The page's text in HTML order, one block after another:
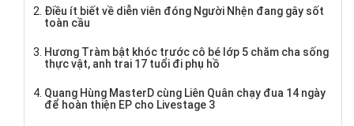
Điều ít biết về diễn viên đóng Người Nhện đang gây sốt
toàn cầu
Hương Tràm bật khóc trước cô bé lớp 5 chăm cha sống
thực vật, anh trai 17 tuổi đi phụ hồ
Quang Hùng MasterD cùng Liên Quân chạy đua 14 ngày
để hoàn thiện EP cho Livestage 3